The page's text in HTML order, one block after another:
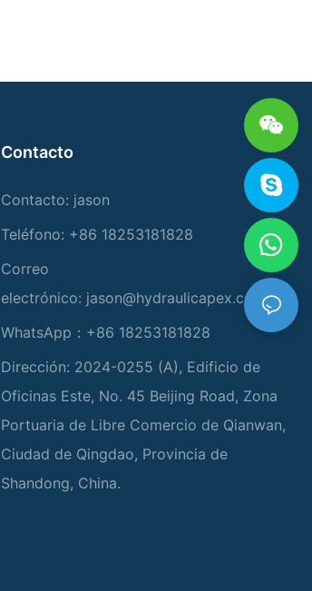
Contacto
Contacto: jason
Teléfono: +86 18253181828
Correo
electrónico: jason@hydraulicapex.com
WhatsApp：+86 18253181828
Dirección: 2024-0255 (A), Edificio de
Oficinas Este, No. 45 Beijing Road, Zona
Portuaria de Libre Comercio de Qianwan,
Ciudad de Qingdao, Provincia de
Shandong, China.